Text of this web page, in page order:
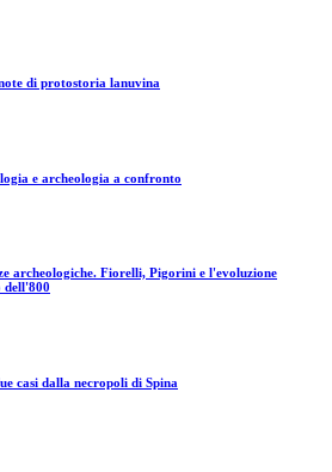
di protostoria lanuvina
e archeologia a confronto
archeologiche. Fiorelli, Pigorini e l'evoluzione
dell'800
casi dalla necropoli di Spina